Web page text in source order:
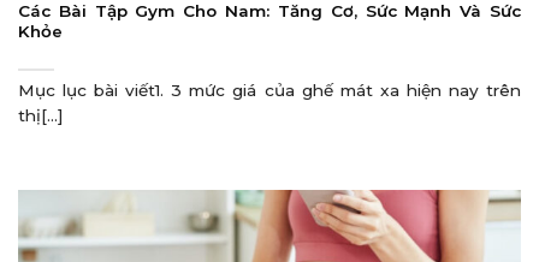
Các Bài Tập Gym Cho Nam: Tăng Cơ, Sức Mạnh Và Sức
Khỏe
Mục lục bài viết1. 3 mức giá của ghế mát xa hiện nay trên
thị[...]